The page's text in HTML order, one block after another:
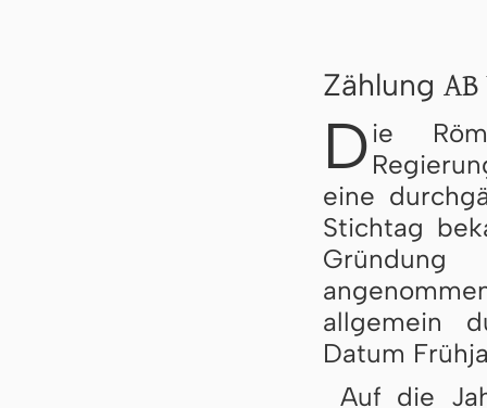
Zählung AB
D ie
eine
Stichtag
allgemein
Datum
Auf die